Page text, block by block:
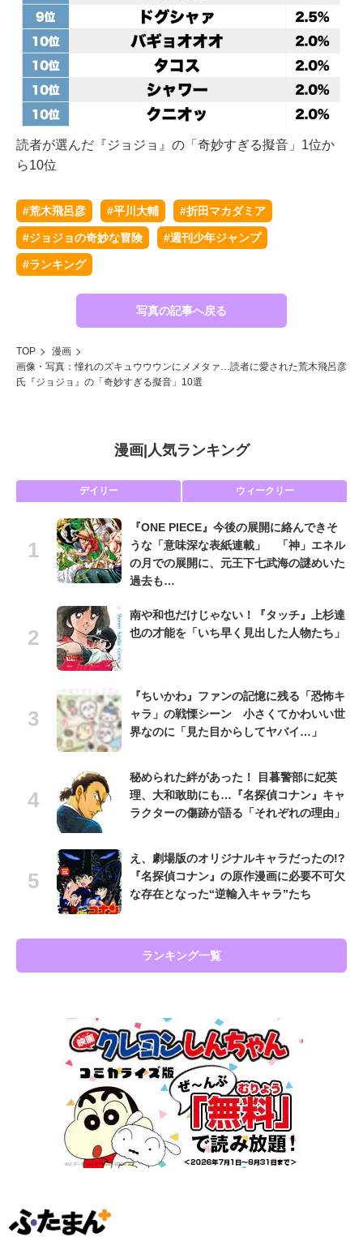
読者が選んだ『ジョジョ』の「奇妙すぎる擬音」1位か
ら10位
#荒木飛呂彦 #平川大輔 #折田マカダミア
#ジョジョの奇妙な冒険 #週刊少年ジャンプ
#ランキング
写真の記事へ戻る
TOP
漫画
画像・写真：憧れのズキュウウウンにメメタァ…読者に愛された荒木飛呂彦
氏『ジョジョ』の「奇妙すぎる擬音」10選
漫画| 人気ランキング
デイリー ウィークリー
『ONE PIECE』今後の展開に絡んできそ
うな「意味深な表紙連載」 「神」エネル
の月での展開に、元王下七武海の謎めいた
過去も…
南や和也だけじゃない！『タッチ』上杉達
也の才能を「いち早く見出した人物たち」
『ちいかわ』ファンの記憶に残る「恐怖キ
ャラ」の戦慄シーン 小さくてかわいい世
界なのに「見た目からしてヤバイ…」
秘められた絆があった！ 目暮警部に妃英
理、大和敢助にも…『名探偵コナン』キャ
ラクターの傷跡が語る「それぞれの理由」
え、劇場版のオリジナルキャラだったの!?
『名探偵コナン』の原作漫画に必要不可欠
な存在となった“逆輸入キャラ”たち
ランキング一覧